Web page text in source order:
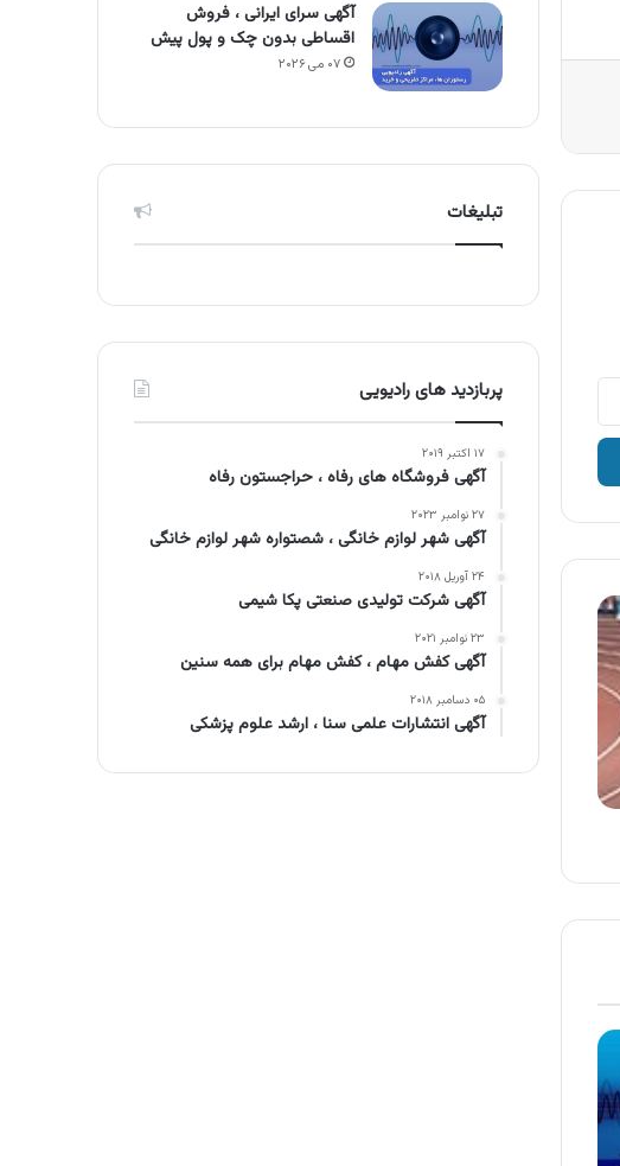
آگهی سرای ایرانی ، فروش
اقساطی بدون چک و پول پیش
۰۷ می ۲۰۲۶
تبلیغات
پربازدید های رادیویی
۱۷ اکتبر ۲۰۱۹
آگهی فروشگاه های رفاه ، حراجستون رفاه
۲۷ نوامبر ۲۰۲۳
آگهی شهر لوازم خانگی ، شصتواره شهر لوازم خانگی
۲۴ آوریل ۲۰۱۸
آگهی شرکت تولیدی صنعتی پکا شیمی
۲۳ نوامبر ۲۰۲۱
آگهی کفش مهام ، کفش مهام برای همه سنین
۰۵ دسامبر ۲۰۱۸
آگهی انتشارات علمی سنا ، ارشد علوم پزشکی